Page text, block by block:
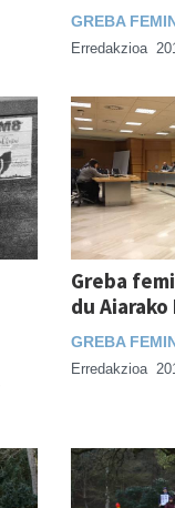
GREBA
Erredakzioa
Greba
du
GREBA
Erredakzioa